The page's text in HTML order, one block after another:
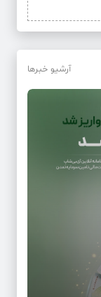
آرشیو خبرها